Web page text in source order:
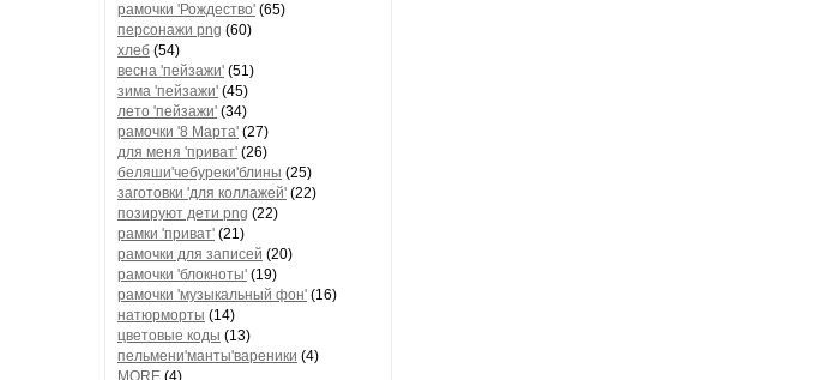
рамочки 'Рождество' (65)
персонажи png (60)
хлеб (54)
весна 'пейзажи' (51)
зима 'пейзажи' (45)
лето 'пейзажи' (34)
рамочки '8 Марта' (27)
для меня 'приват' (26)
беляши'чебуреки'блины (25)
заготовки 'для коллажей' (22)
позируют дети png (22)
рамки 'приват' (21)
рамочки для записей (20)
рамочки 'блокноты' (19)
рамочки 'музыкальный фон' (16)
натюрморты (14)
цветовые коды (13)
пельмени'манты'вареники (4)
MORE (4)